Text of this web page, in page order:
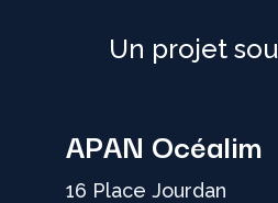
Un projet
APAN Océalim
16 Place Jourdan